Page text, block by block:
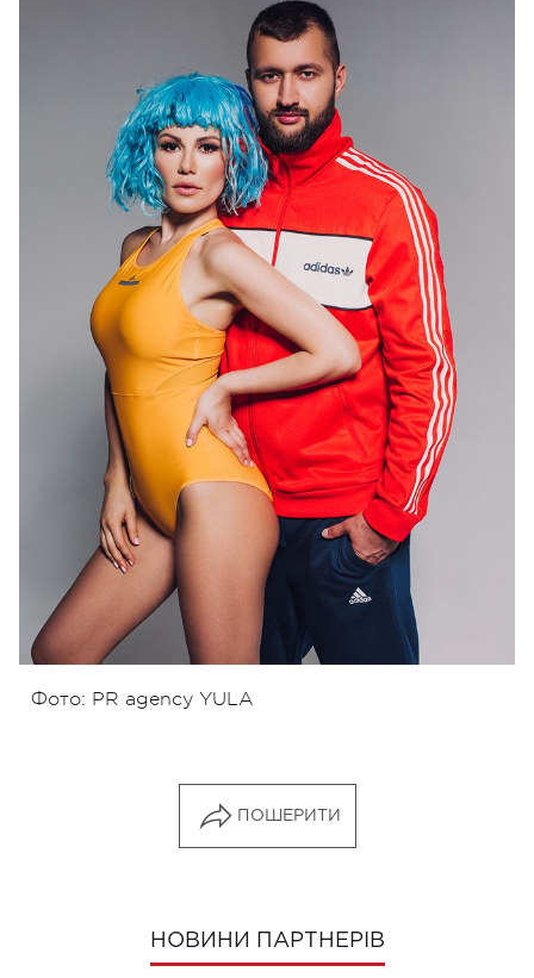
Фото: PR agency YULA
ПОШЕРИТИ
НОВИНИ ПАРТНЕРІВ